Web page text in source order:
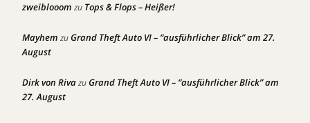
zweiblooom zu Tops & Flops – Heißer!
Mayhem zuGrand Theft Auto VI – “ausführlicher Blick” am 27.
August
Dirk von RivazuGrand Theft Auto VI – “ausführlicher Blick” am
27. August